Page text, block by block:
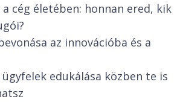
cég életében: honnan ered, kik
az innovációba és a
ügyfelek edukálása közben te is